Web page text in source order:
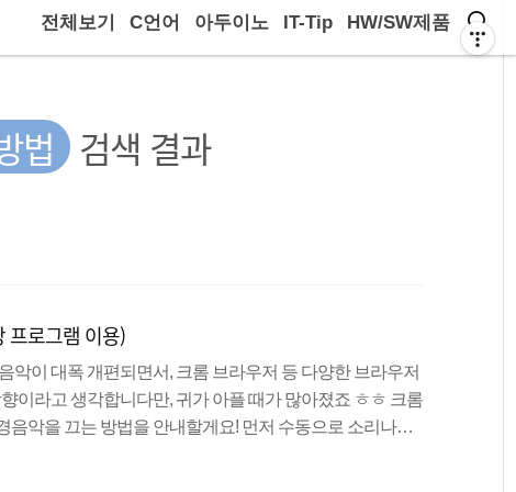
전체보기 C언어 아두이노 IT-Tip HW/SW제품
법 검색 결과
프로그램 이용)
악이 대폭 개편되면서, 크롬 브라우저 등 다양한 브라우저
이라고 생각합니다만, 귀가 아플 때가 많아졌죠 ㅎㅎ 크롬
음악을 끄는 방법을 안내할게요! 먼저 수동으로 소리나는
이지 접속하자마자 ESC누르기) 이제 본격적으로 크롬 확